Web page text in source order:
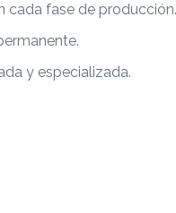
cada fase de producción.
y especializada.